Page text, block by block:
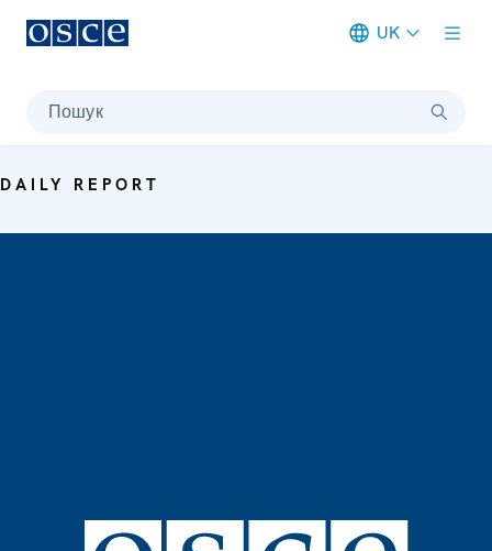
UK
Пошук
DAILY REPORT